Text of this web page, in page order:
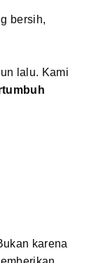
bersih,
lalu. Kami
karena